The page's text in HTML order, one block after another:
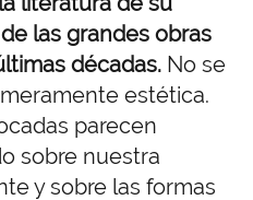
las grandes obras
décadas. No se
estética.
parecen
sobre nuestra
y sobre las formas